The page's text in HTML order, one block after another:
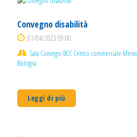
Convegno disabilità
01/04/2023 09:00
Sala Convegni BCC Centro commerciale
Bologna
Leggi di più